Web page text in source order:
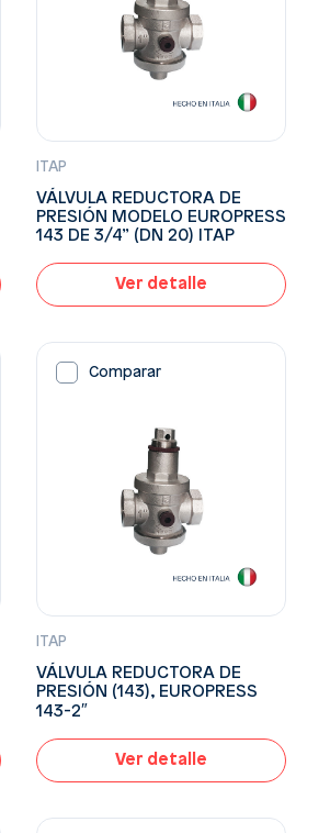
ITAP
VÁLVULA REDUCTORA DE
PRESIÓN MODELO EUROPRESS
143 DE 3/4” (DN 20) ITAP
Ver detalle
Comparar
ITAP
VÁLVULA REDUCTORA DE
PRESIÓN (143), EUROPRESS
143-2″
Ver detalle